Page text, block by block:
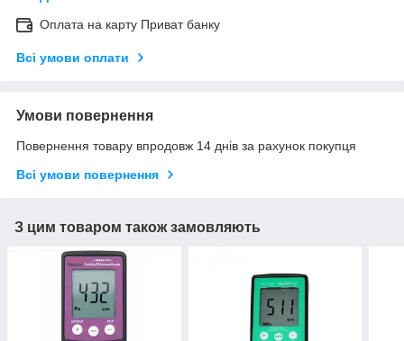
Оплата на карту Приват банку
Всі умови оплати
Умови повернення
Повернення товару впродовж 14 днів за рахунок покупця
Всі умови повернення
З цим товаром також замовляють